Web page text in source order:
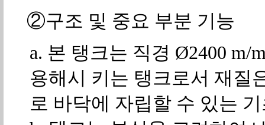
②구조 및 중요 부분 기능
a. 본 탱크는 직경 Ø2400 m/
용해시 키는 탱크로서 재질
로 바닥에 자립할 수 있는